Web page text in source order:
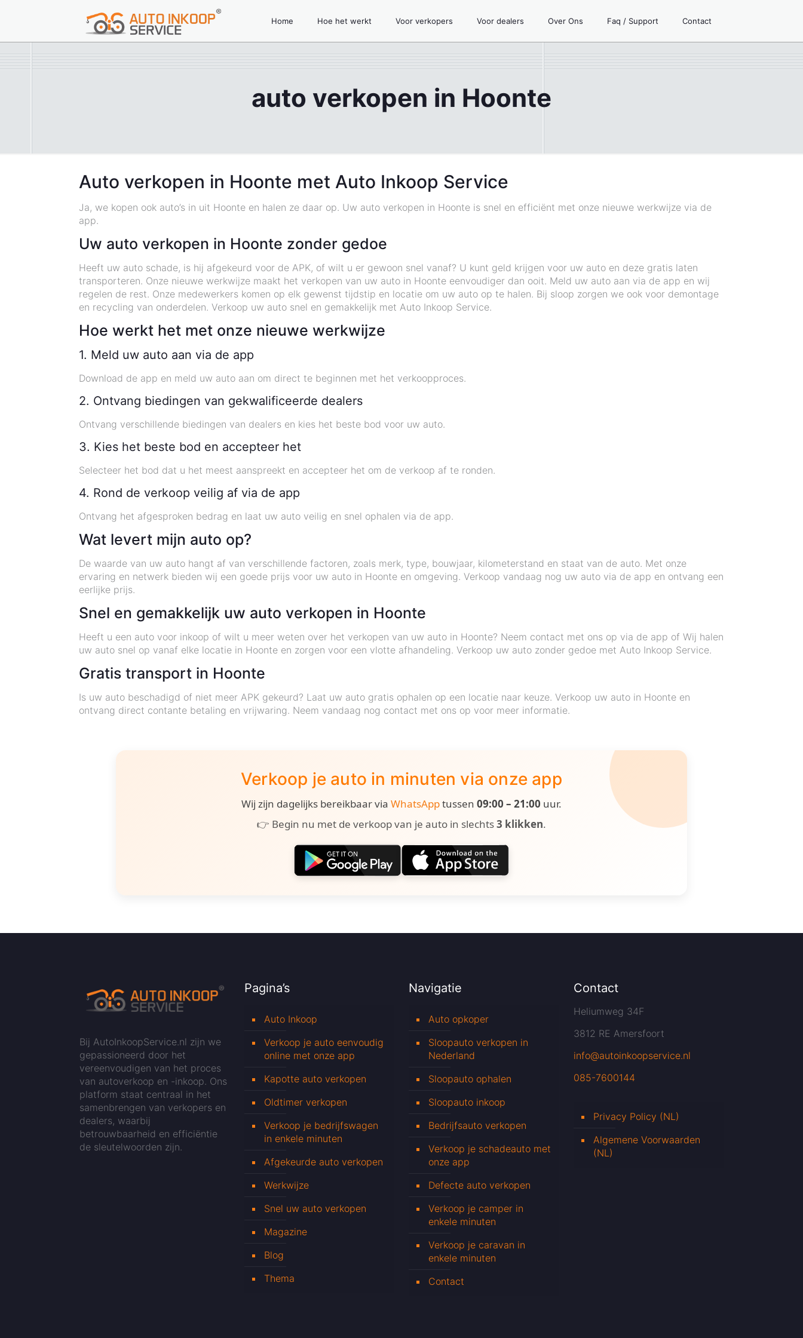
Home Hoe het werkt Voor verkopers Voor dealers Over Ons Faq / Support Contact
auto verkopen in Hoonte
Auto verkopen in Hoonte met Auto Inkoop Service
Ja, we kopen ook auto’s in uit Hoonte en halen ze daar op. Uw auto verkopen in Hoonte is snel en efficiënt met onze nieuwe werkwijze via de
app.
Uw auto verkopen in Hoonte zonder gedoe
Heeft uw auto schade, is hij afgekeurd voor de APK, of wilt u er gewoon snel vanaf? U kunt geld krijgen voor uw auto en deze gratis laten
transporteren. Onze nieuwe werkwijze maakt het verkopen van uw auto in Hoonte eenvoudiger dan ooit. Meld uw auto aan via de app en wij
regelen de rest. Onze medewerkers komen op elk gewenst tijdstip en locatie om uw auto op te halen. Bij sloop zorgen we ook voor demontage
en recycling van onderdelen. Verkoop uw auto snel en gemakkelijk met Auto Inkoop Service.
Hoe werkt het met onze nieuwe werkwijze
1. Meld uw auto aan via de app
Download de app en meld uw auto aan om direct te beginnen met het verkoopproces.
2. Ontvang biedingen van gekwalificeerde dealers
Ontvang verschillende biedingen van dealers en kies het beste bod voor uw auto.
3. Kies het beste bod en accepteer het
Selecteer het bod dat u het meest aanspreekt en accepteer het om de verkoop af te ronden.
4. Rond de verkoop veilig af via de app
Ontvang het afgesproken bedrag en laat uw auto veilig en snel ophalen via de app.
Wat levert mijn auto op?
De waarde van uw auto hangt af van verschillende factoren, zoals merk, type, bouwjaar, kilometerstand en staat van de auto. Met onze
ervaring en netwerk bieden wij een goede prijs voor uw auto in Hoonte en omgeving. Verkoop vandaag nog uw auto via de app en ontvang een
eerlijke prijs.
Snel en gemakkelijk uw auto verkopen in Hoonte
Heeft u een auto voor inkoop of wilt u meer weten over het verkopen van uw auto in Hoonte? Neem contact met ons op via de app of Wij halen
uw auto snel op vanaf elke locatie in Hoonte en zorgen voor een vlotte afhandeling. Verkoop uw auto zonder gedoe met Auto Inkoop Service.
Gratis transport in Hoonte
Is uw auto beschadigd of niet meer APK gekeurd? Laat uw auto gratis ophalen op een locatie naar keuze. Verkoop uw auto in Hoonte en
ontvang direct contante betaling en vrijwaring. Neem vandaag nog contact met ons op voor meer informatie.
Verkoop je auto in minuten via onze app
Wij zijn dagelijks bereikbaar via WhatsApptussen 09:00 – 21:00 uur.
👉 Begin nu met de verkoop van je auto in slechts3 klikken.
Bij AutoInkoopService.nl zijn we
gepassioneerd door het
vereenvoudigen van het proces
van autoverkoop en -inkoop. Ons
platform staat centraal in het
samenbrengen van verkopers en
dealers, waarbij
betrouwbaarheid en efficiëntie
de sleutelwoorden zijn.
Pagina’s
Auto Inkoop
Verkoop je auto eenvoudig
online met onze app
Kapotte auto verkopen
Oldtimer verkopen
Verkoop je bedrijfswagen
in enkele minuten
Afgekeurde auto verkopen
Werkwijze
Snel uw auto verkopen
Magazine
Blog
Thema
Navigatie
Auto opkoper
Sloopauto verkopen in
Nederland
Sloopauto ophalen
Sloopauto inkoop
Bedrijfsauto verkopen
Verkoop je schadeauto met
onze app
Defecte auto verkopen
Verkoop je camper in
enkele minuten
Verkoop je caravan in
enkele minuten
Contact
Contact
Heliumweg 34F
3812 RE Amersfoort
info@autoinkoopservice.nl
085-7600144
Privacy Policy (NL)
Algemene Voorwaarden
(NL)